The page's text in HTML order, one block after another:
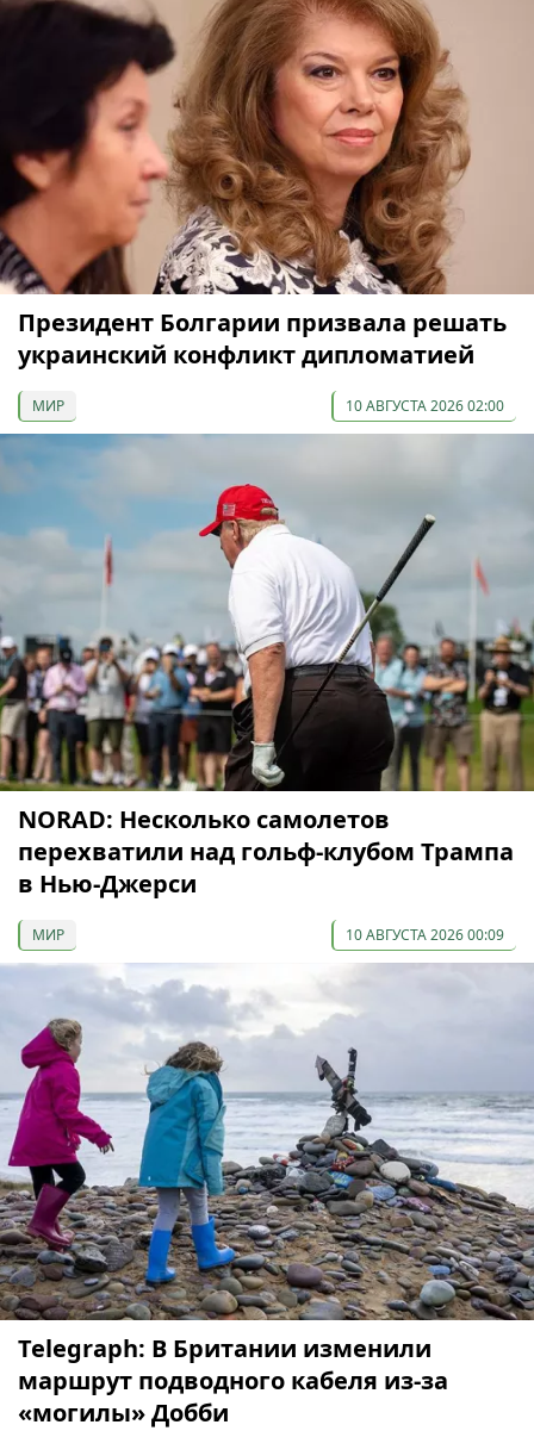
Президент Болгарии призвала решать
украинский конфликт дипломатией
МИР 10 АВГУСТА 2026 02:00
NORAD: Несколько самолетов
перехватили над гольф-клубом Трампа
в Нью-Джерси
МИР 10 АВГУСТА 2026 00:09
Telegraph: В Британии изменили
маршрут подводного кабеля из-за
«могилы» Добби